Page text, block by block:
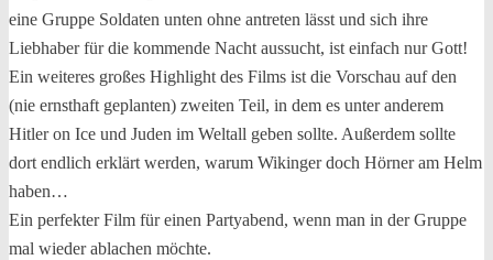
eine Gruppe Soldaten unten ohne antreten lässt und sich ihre
Liebhaber für die kommende Nacht aussucht, ist einfach nur Gott!
Ein weiteres großes Highlight des Films ist die Vorschau auf den
(nie ernsthaft geplanten) zweiten Teil, in dem es unter anderem
Hitler on Ice und Juden im Weltall geben sollte. Außerdem sollte
dort endlich erklärt werden, warum Wikinger doch Hörner am Helm
haben…
Ein perfekter Film für einen Partyabend, wenn man in der Gruppe
mal wieder ablachen möchte.